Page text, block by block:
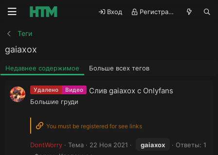
Вход Регистрация
Теги
gaiaxox
Недавнее содержимое Больше всех тегов
Удалено Видео Слив gaiaxox с Onlyfans
Большие груди
You must be registered for see links
DontWorry Тема 22 Ноя 2021 gaiaxox
Ответы: 1